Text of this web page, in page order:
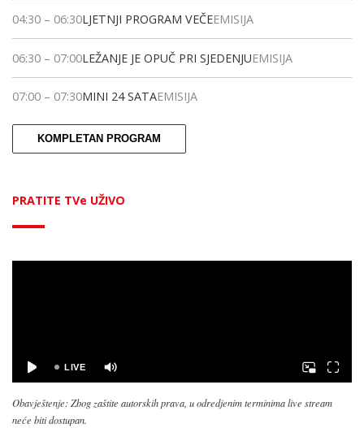
04:30 – 06:30LJETNJI PROGRAM VEČEEMISIJA
06:30 – 07:00LEŽANJE JE OPUČ PRI SJEDENJUEMISIJA
07:00 – 07:30MINI 24 SATAEMISIJA
KOMPLETAN PROGRAM
PRATITE TVe UŽIVO
Obavještenje: Zbog zaštite autorskih prava, u odredjenim terminima live stream
neće biti dostupan.